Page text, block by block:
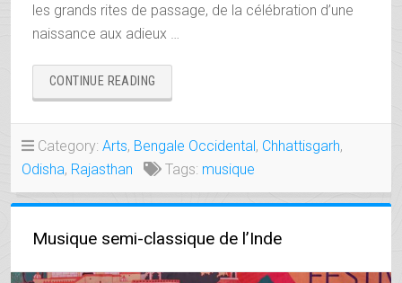
les grands rites de passage, de la célébration d’une
naissance aux adieux …
CONTINUE READING
FOLKLORIQUE
Category: Arts, Bengale Occidental, Chhattisgarh,
Odisha, Rajasthan Tags: musique
Musique semi-classique de l’Inde